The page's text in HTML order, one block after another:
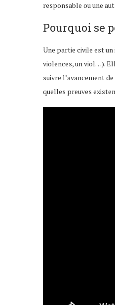
responsable ou une
Pourquoi se
Une partie civile est un
violences, un viol…).
suivre l’avancement
quelles preuves